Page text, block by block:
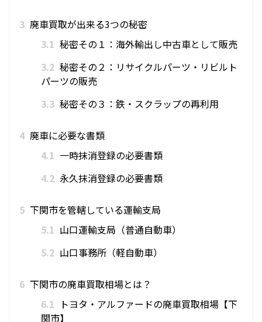
3 廃車買取が出来る3つの秘密
3.1 秘密その１：海外輸出し中古車として販売
3.2 秘密その２：リサイクルパーツ・リビルト
パーツの販売
3.3 秘密その３：鉄・スクラップの再利用
4 廃車に必要な書類
4.1 一時抹消登録の必要書類
4.2 永久抹消登録の必要書類
5 下関市を管轄している運輸支局
5.1 山口運輸支局（普通自動車）
5.2 山口事務所（軽自動車）
6 下関市の廃車買取相場とは？
6.1
トヨタ・アルファードの廃車買取相場【下
関市】